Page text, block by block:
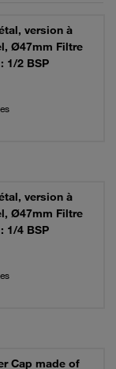
version à
Ø47mm Filtre
1/2 BSP
version à
Ø47mm Filtre
1/4 BSP
Cap made of